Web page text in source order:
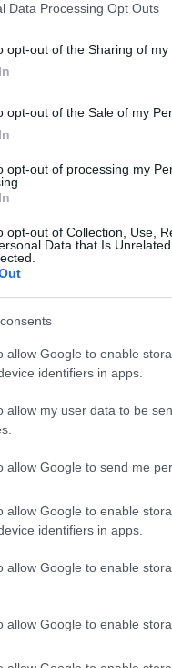
Data Processing Opt Outs
opt-out of the Sharing of my
opt-out of the Sale of my
opt-out of processing my
opt-out of Collection, Use,
Data that Is
allow Google to enable
identifiers in apps.
allow my user data to be
allow Google to send me
allow Google to enable
identifiers in apps.
allow Google to enable
allow Google to enable
του
τους ιδιώτες που
». Κάθε χρόνο
ευρώ
υπηρεσιών,
των εργαζομένων
της σημαντικής
εργασίαςκαι
των
κλείσιμο των
διοίκησης της
ΣΤΗΝ ΑΠΕΡΓΙΑ!
ΑΠΕΡΓΙΑΚΗ
ΣΤΟ